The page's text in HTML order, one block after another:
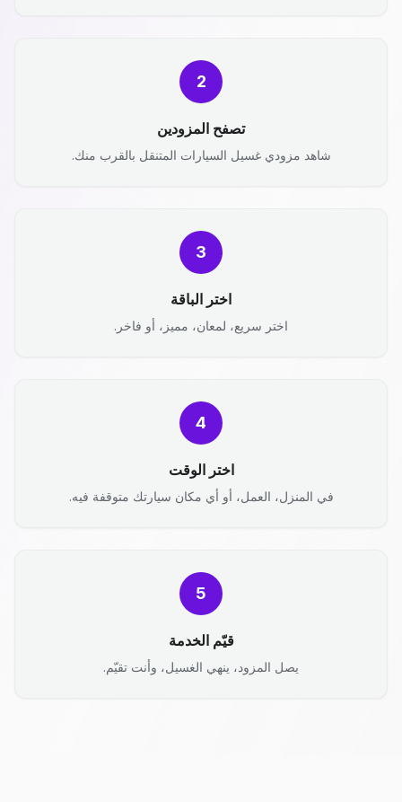
2
تصفح المزودين
شاهد مزودي غسيل السيارات المتنقل بالقرب منك.
3
اختر الباقة
اختر سريع، لمعان، مميز، أو فاخر.
4
اختر الوقت
في المنزل، العمل، أو أي مكان سيارتك متوقفة فيه.
5
قيّم الخدمة
يصل المزود، ينهي الغسيل، وأنت تقيّم.